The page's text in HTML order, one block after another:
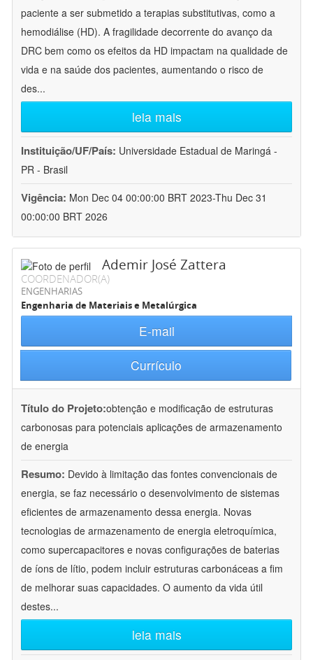
paciente a ser submetido a terapias substitutivas, como a
hemodiálise (HD). A fragilidade decorrente do avanço da
DRC bem como os efeitos da HD impactam na qualidade de
vida e na saúde dos pacientes, aumentando o risco de
des...
leia mais
Instituição/UF/País: Universidade Estadual de Maringá -
PR - Brasil
Vigência: Mon Dec 04 00:00:00 BRT 2023-Thu Dec 31
00:00:00 BRT 2026
Ademir José Zattera
COORDENADOR(A)
ENGENHARIAS
Engenharia de Materiais e Metalúrgica
E-mail
Currículo
Título do Projeto:obtenção e modificação de estruturas
carbonosas para potenciais aplicações de armazenamento
de energia
Resumo: Devido à limitação das fontes convencionais de
energia, se faz necessário o desenvolvimento de sistemas
eficientes de armazenamento dessa energia. Novas
tecnologias de armazenamento de energia eletroquímica,
como supercapacitores e novas configurações de baterias
de íons de lítio, podem incluir estruturas carbonáceas a fim
de melhorar suas capacidades. O aumento da vida útil
destes...
leia mais